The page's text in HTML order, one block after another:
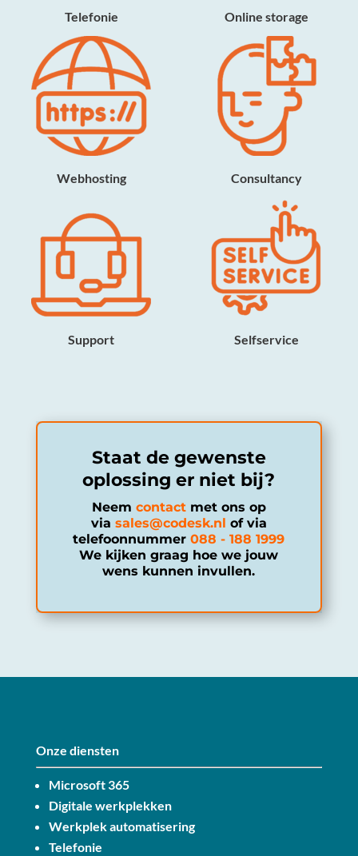
Telefonie Online storage
Webhosting Consultancy
Support Selfservice
Staat de gewenste
oplossing er niet bij?
Neem contactmet ons op
via sales@codesk.nl of via
telefoonnummer088 - 188 1999
We kijken graag hoe we jouw
wens kunnen invullen.
Onze diensten
Microsoft 365
Digitale werkplekken
Werkplek automatisering
Telefonie